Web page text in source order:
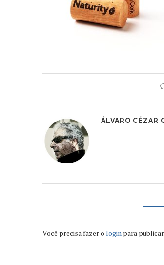
ÁLVARO CÉZAR
Você precisa fazer o login para